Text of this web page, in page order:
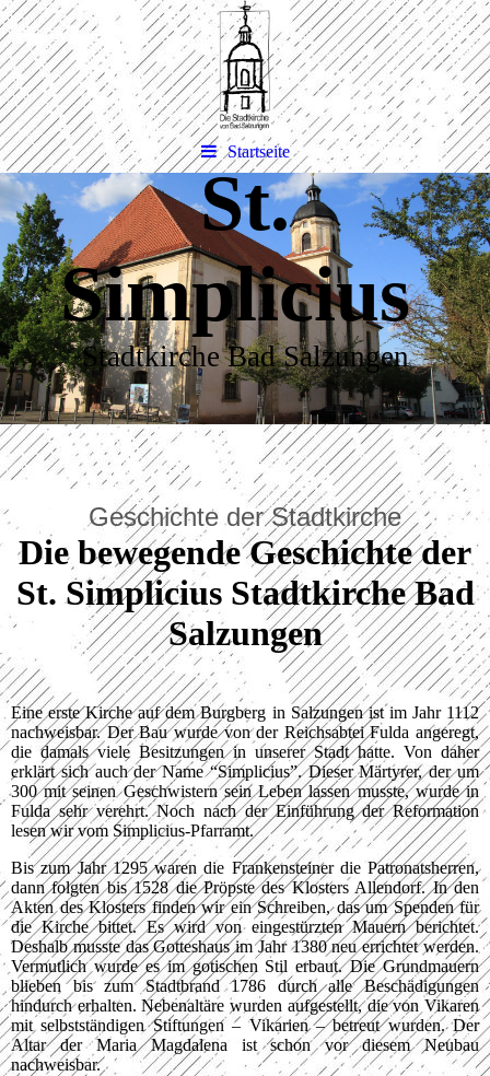
Startseite
St.
Simplicius
Stadtkirche Bad Salzungen
Geschichte der Stadtkirche
Die bewegende Geschichte der
St. Simplicius Stadtkirche Bad
Salzungen
Eine erste Kirche auf dem Burgberg in Salzungen ist im Jahr 1112
nachweisbar. Der Bau wurde von der Reichsabtei Fulda angeregt,
die damals viele Besitzungen in unserer Stadt hatte. Von daher
erklärt sich auch der Name “Simplicius”. Dieser Märtyrer, der um
300 mit seinen Geschwistern sein Leben lassen musste, wurde in
Fulda sehr verehrt. Noch nach der Einführung der Reformation
lesen wir vom Simplicius-Pfarramt.
Bis zum Jahr 1295 waren die Frankensteiner die Patronatsherren,
dann folgten bis 1528 die Pröpste des Klosters Allendorf. In den
Akten des Klosters finden wir ein Schreiben, das um Spenden für
die Kirche bittet. Es wird von eingestürzten Mauern berichtet.
Deshalb musste das Gotteshaus im Jahr 1380 neu errichtet werden.
Vermutlich wurde es im gotischen Stil erbaut. Die Grundmauern
blieben bis zum Stadtbrand 1786 durch alle Beschädigungen
hindurch erhalten. Nebenaltäre wurden aufgestellt, die von Vikaren
mit selbstständigen Stiftungen – Vikarien – betreut wurden. Der
Altar der Maria Magdalena ist schon vor diesem Neubau
nachweisbar.